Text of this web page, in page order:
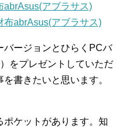
abrAsus(アブラサス)
バージョンとひらくPCバ
をプレゼントしていただ
書きたいと思います。
ポケットがあります。知